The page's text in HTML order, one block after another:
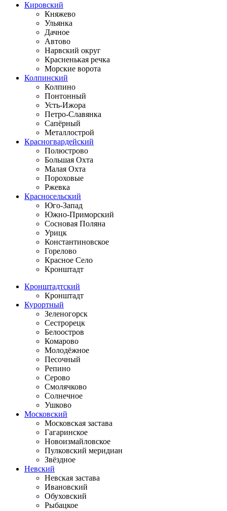
Кировский
Княжево
Ульянка
Дачное
Автово
Нарвский округ
Красненькая речка
Морские ворота
Колпинский
Колпино
Понтонный
Усть-Ижора
Петро-Славянка
Сапёрный
Металлострой
Красногвардейский
Полюстрово
Большая Охта
Малая Охта
Пороховые
Ржевка
Красносельский
Юго-Запад
Южно-Приморский
Сосновая Поляна
Урицк
Константиновское
Горелово
Красное Село
Кронштадт
Кронштадтский
Кронштадт
Курортный
Зеленогорск
Сестрорецк
Белоостров
Комарово
Молодёжное
Песочный
Репино
Серово
Смолячково
Солнечное
Ушково
Московский
Московская застава
Гагаринское
Новоизмайловское
Пулковский меридиан
Звёздное
Невский
Невская застава
Ивановский
Обуховский
Рыбацкое